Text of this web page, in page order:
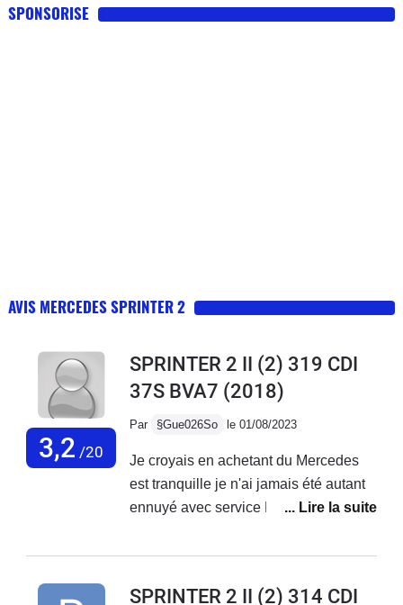
SPONSORISE
AVIS MERCEDES SPRINTER 2
3,2 /20
SPRINTER 2 II (2) 319 CDI
37S BVA7 (2018)
Par §Gue026So le 01/08/2023
Je croyais en achetant du Mercedes
est tranquille je n'ai jamais été autant
ennuyé avec service Mercedes France
je reste avec mes problèmes sur le
mois avec 20000 kmBatterie qui a
SPRINTER 2 II (2) 314 CDI